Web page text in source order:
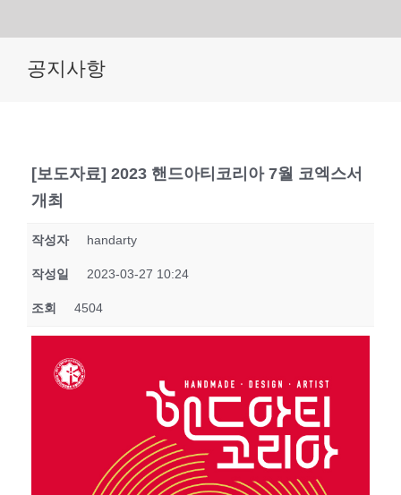
공지사항
[보도자료] 2023 핸드아티코리아 7월 코엑스서
개최
작성자 handarty
작성일 2023-03-27 10:24
조회 4504